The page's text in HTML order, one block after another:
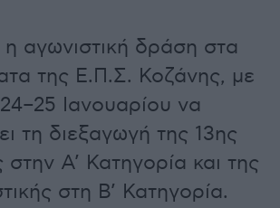
η αγωνιστική δράση στα
της Ε.Π.Σ. Κοζάνης, με
Ιανουαρίου να
τη διεξαγωγή της 13ης
στην Α’ Κατηγορία και της
στη Β’ Κατηγορία.